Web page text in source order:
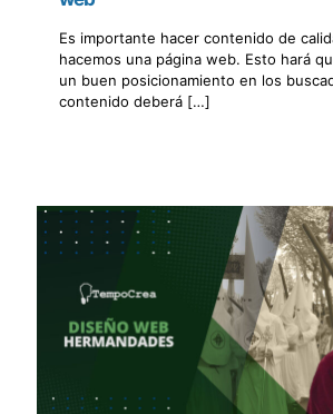
Es importante hacer contenido de
hacemos una página web. Esto hará
un buen posicionamiento en los
contenido deberá […]